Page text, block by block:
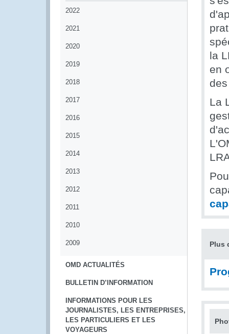
2022
2021
2020
2019
2018
2017
2016
2015
2014
2013
2012
2011
2010
2009
OMD ACTUALITÉS
BULLETIN D’INFORMATION
INFORMATIONS POUR LES
JOURNALISTES, LES ENTREPRISES,
LES PARTICULIERS ET LES
VOYAGEURS
la
en
La
Plus